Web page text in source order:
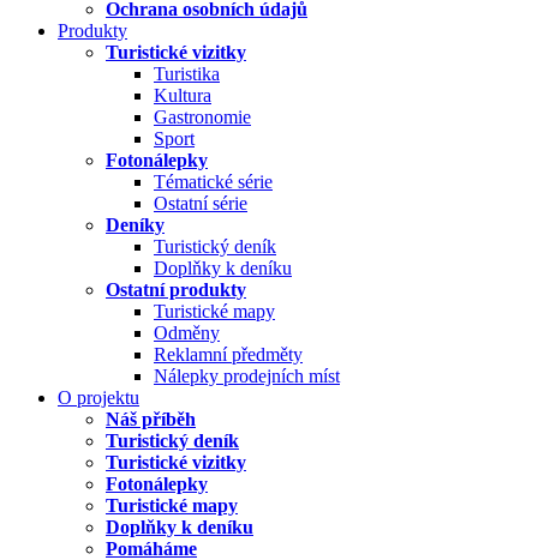
Ochrana osobních údajů
Produkty
Turistické vizitky
Turistika
Kultura
Gastronomie
Sport
Fotonálepky
Tématické série
Ostatní série
Deníky
Turistický deník
Doplňky k deníku
Ostatní produkty
Turistické mapy
Odměny
Reklamní předměty
Nálepky prodejních míst
O projektu
Náš příběh
Turistický deník
Turistické vizitky
Fotonálepky
Turistické mapy
Doplňky k deníku
Pomáháme